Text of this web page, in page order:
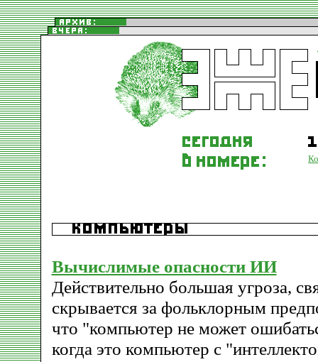
Вычислимые опасности ИИ
Действительно большая угроза,
скрывается за фольклорным
что "компьютер не может
когда это компьютер с